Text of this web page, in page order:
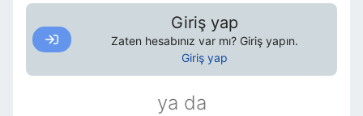
Giriş yap
Zaten hesabınız var mı? Giriş yapın.
Giriş yap
ya da